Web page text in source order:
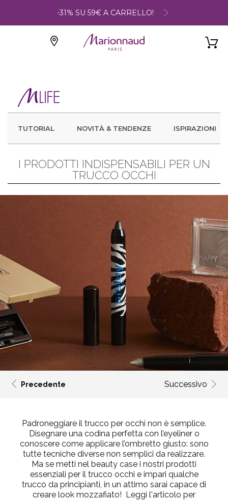
-31% SU 59€ A CARRELLO!
TUTORIAL NOVITÀ & TENDENZE ISPIRAZIONI
I PRODOTTI INDISPENSABILI PER UN
TRUCCO OCCHI
Precedente Successivo
Padroneggiare il trucco per occhi non è semplice.
Disegnare una codina perfetta con l’eyeliner o
conoscere come applicare l’ombretto giusto: sono
tutte tecniche diverse non semplici da realizzare.
Ma se metti nel beauty case i nostri prodotti
essenziali per il trucco occhi e impari qualche
trucco da principianti, in un attimo sarai capace di
creare look mozzafiato! Leggi l'articolo per